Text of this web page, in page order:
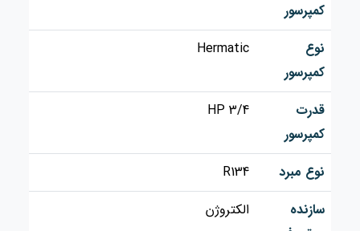
کمپرسور
نوع
کمپرسور
Hermatic
قدرت
کمپرسور
3/4 HP
نوع مبرد
R134
سازنده
الکتروژن